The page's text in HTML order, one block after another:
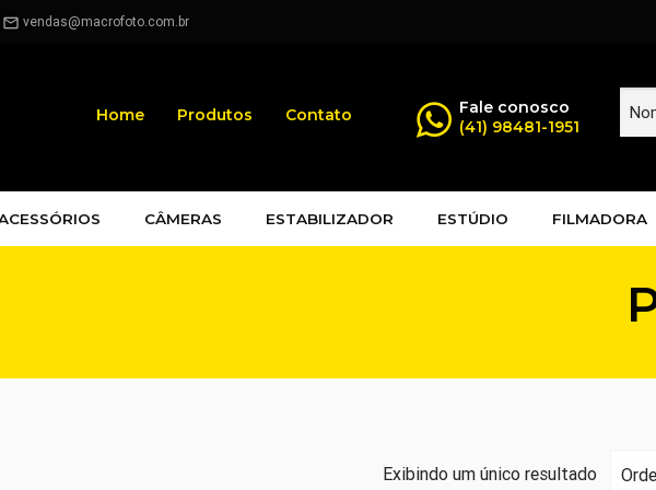
mail_outline vendas@macrofoto.com.br
Fale conosco
(41) 98481-1951
Home Produtos Contato
CÂMERAS ESTABILIZADOR ESTÚDIO FILMADORA
Exibindo um único resultado